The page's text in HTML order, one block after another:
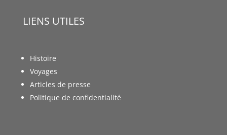
LIENS UTILES
Histoire
Voyages
Articles de presse
Politique de confidentialité